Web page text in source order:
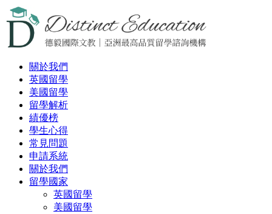
關於我們
英國留學
美國留學
留學解析
績優榜
學生心得
常見問題
申請系統
關於我們
留學國家
英國留學
美國留學